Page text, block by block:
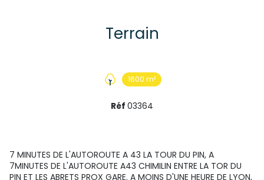
Terrain
1600 m²
Réf 03364
7 MINUTES DE L'AUTOROUTE A 43 LA TOUR DU PIN, A
7MINUTES DE L'AUTOROUTE A43 CHIMILIN ENTRE LA TOR DU
PIN ET LES ABRETS PROX GARE. A MOINS D'UNE HEURE DE LYON,